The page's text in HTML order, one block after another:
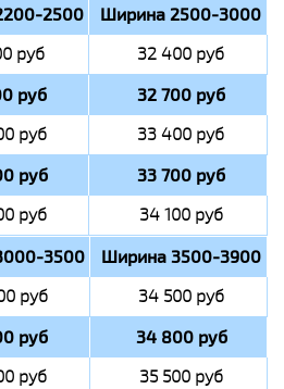
2500 Ширина 2500-3000
руб 32 400 руб
руб 32 700 руб
руб 33 400 руб
руб 33 700 руб
руб 34 100 руб
3500 Ширина 3500-3900
руб 34 500 руб
руб 34 800 руб
руб 35 500 руб